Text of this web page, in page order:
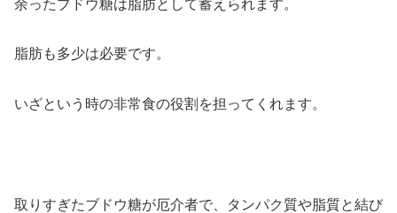
余ったブドウ糖は脂肪として蓄えられます。
脂肪も多少は必要です。
いざという時の非常食の役割を担ってくれます。
取りすぎたブドウ糖が厄介者で、タンパク質や脂質と結び